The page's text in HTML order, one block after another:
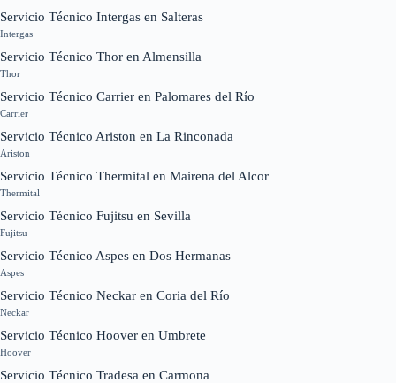
Servicio Técnico Intergas en Salteras
Intergas
Servicio Técnico Thor en Almensilla
Thor
Servicio Técnico Carrier en Palomares del Río
Carrier
Servicio Técnico Ariston en La Rinconada
Ariston
Servicio Técnico Thermital en Mairena del Alcor
Thermital
Servicio Técnico Fujitsu en Sevilla
Fujitsu
Servicio Técnico Aspes en Dos Hermanas
Aspes
Servicio Técnico Neckar en Coria del Río
Neckar
Servicio Técnico Hoover en Umbrete
Hoover
Servicio Técnico Tradesa en Carmona